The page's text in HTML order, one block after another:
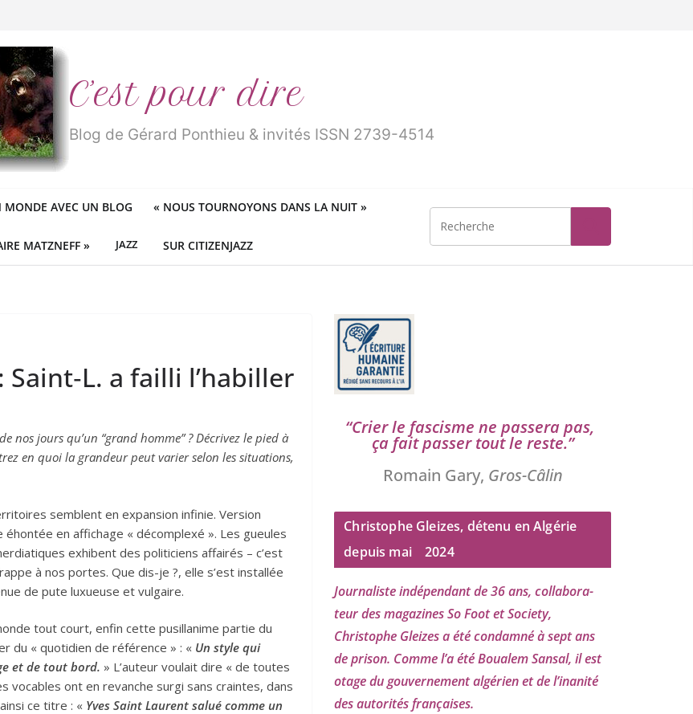
» ou «
idéologiques
dans la soupe
C’est pour dire
Blog de Gérard Ponthieu & invités ISSN 2739-4514
MONDE AVEC UN BLOG « NOUS TOURNOYONS DANS LA NUIT »
MATZNEFF » JAZZ SUR CITIZENJAZZ
a failli l’habiller
de nos jours qu’un “grand homme” ? Décrivez le pied à
en quoi la grandeur peut varier selon les situations,
semblent en expansion infinie. Version
éhontée en affichage « décomplexé ». Les gueules
exhibent des politiciens affairés – c’est
à nos portes. Que dis-je ?, elle s’est installée
de pute luxueuse et vulgaire.
tout court, enfin cette pusillanime partie du
du « quotidien de référence » : « Un style qui
et de tout bord. » L’auteur voulait dire « de toutes
vocables ont en revanche surgi sans craintes, dans
ce titre : « Yves Saint Laurent salué comme un
“Crier le fas­cisme ne pas­se­ra pas,
ça fait pas­ser tout le reste.”
Romain Gary, Gros-Câlin
Christophe Gleizes, détenu en Algérie
depuis mai
2024
Journaliste indé­pen­dant de36ans, col­la­bo­ra­
teur des maga­zines So Foot et Society,
Christophe Gleizesa été condam­né à sept ans
de pri­son. Comme l’a été Boualem Sansal, il est
otage du gou­ver­ne­ment algé­rien et de l’i­na­ni­té
des auto­ri­tés françaises.